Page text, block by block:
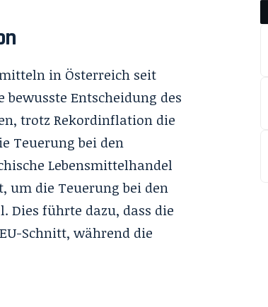
in Österreich seit
Entscheidung des
trotz Rekordinflation die
Teuerung bei den
Lebensmittelhandel
um die Teuerung bei den
Dies führte dazu, dass die
Schnitt, während die